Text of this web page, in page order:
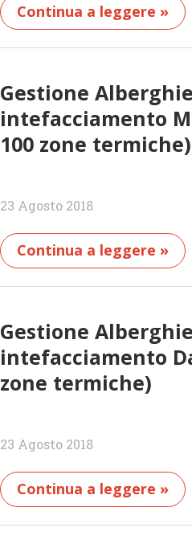
Continua a leggere »
Gestione
intefacciamento
100 zone termiche)
23 Agosto 2018
Continua a leggere »
Gestione
intefacciamento
zone termiche)
23 Agosto 2018
Continua a leggere »